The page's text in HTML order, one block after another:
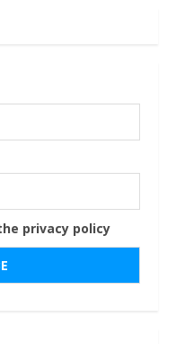
privacy policy